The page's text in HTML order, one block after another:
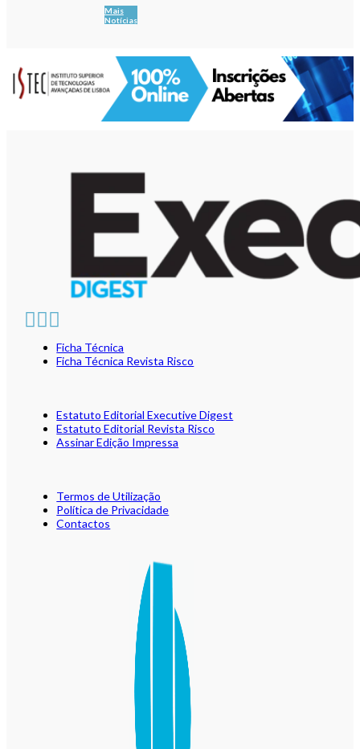
Mais
Notícias
Ficha Técnica
Ficha Técnica Revista Risco
Estatuto Editorial Executive Digest
Estatuto Editorial Revista Risco
Assinar Edição Impressa
Termos de Utilização
Política de Privacidade
Contactos